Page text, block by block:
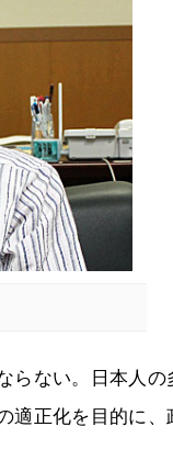
ない。日本人
正化を目的に